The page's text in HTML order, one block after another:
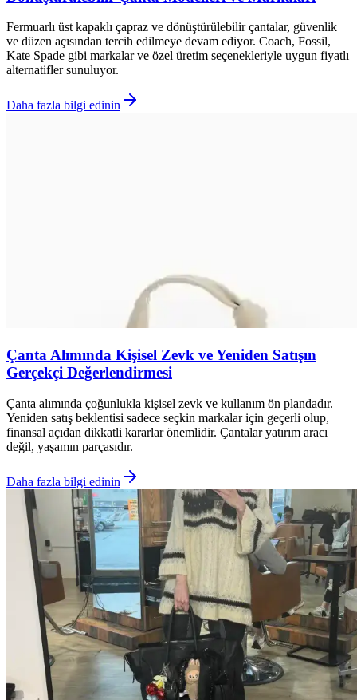
Fermuarlı üst kapaklı çapraz ve dönüştürülebilir çantalar, güvenlik
ve düzen açısından tercih edilmeye devam ediyor. Coach, Fossil,
Kate Spade gibi markalar ve özel üretim seçenekleriyle uygun fiyatlı
alternatifler sunuluyor.
Daha fazla bilgi edinin
Çanta Alımında Kişisel Zevk ve Yeniden Satışın
Gerçekçi Değerlendirmesi
Çanta alımında çoğunlukla kişisel zevk ve kullanım ön plandadır.
Yeniden satış beklentisi sadece seçkin markalar için geçerli olup,
finansal açıdan dikkatli kararlar önemlidir. Çantalar yatırım aracı
değil, yaşamın parçasıdır.
Daha fazla bilgi edinin